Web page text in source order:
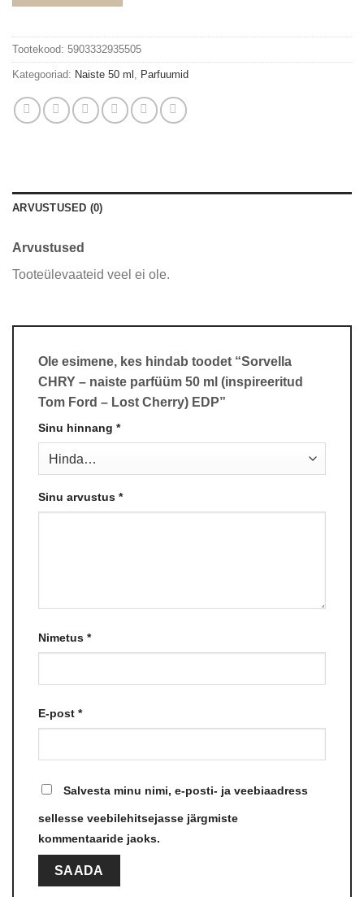
Tootekood: 5903332935505
Kategooriad: Naiste 50 ml Parfuumid
ARVUSTUSED (0)
Arvustused
Tooteülevaateid veel ei ole.
Ole esimene, kes hindab toodet “Sorvella
CHRY – naiste parfüüm 50 ml (inspireeritud
Tom Ford – Lost Cherry) EDP”
Sinu hinnang *
Sinu arvustus *
Nimetus *
E-post *
Salvesta minu nimi, e-posti- ja veebiaadress
sellesse veebilehitsejasse järgmiste
kommentaaride jaoks.